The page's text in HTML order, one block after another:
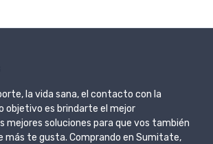
la vida sana, el contacto con la
objetivo es brindarte el mejor
mejores soluciones para que vos también
más te gusta. Comprando en Sumitate,